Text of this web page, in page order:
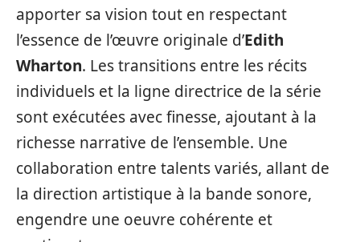
apporter sa vision tout en respectant
l’essence de l’œuvre originale d’Edith
Wharton. Les transitions entre les récits
individuels et la ligne directrice de la série
sont exécutées avec finesse, ajoutant à la
richesse narrative de l’ensemble. Une
collaboration entre talents variés, allant de
la direction artistique à la bande sonore,
engendre une oeuvre cohérente et